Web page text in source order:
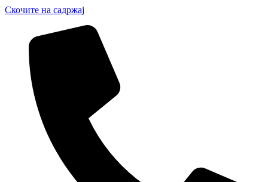
Скочите на садржај